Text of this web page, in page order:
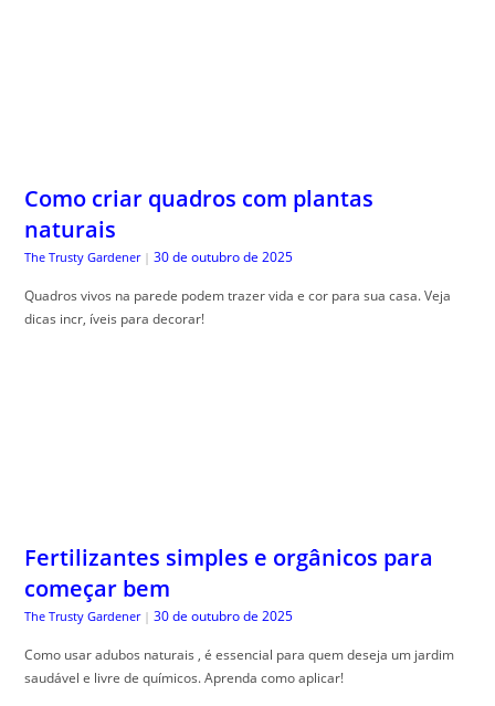
Como criar quadros com plantas
naturais
The Trusty Gardener | 30 de outubro de 2025
Quadros vivos na parede podem trazer vida e cor para sua casa. Veja
dicas incr, íveis para decorar!
Fertilizantes simples e orgânicos para
começar bem
The Trusty Gardener | 30 de outubro de 2025
Como usar adubos naturais , é essencial para quem deseja um jardim
saudável e livre de químicos. Aprenda como aplicar!